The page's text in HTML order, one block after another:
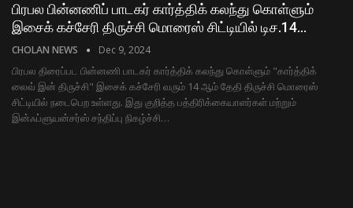
பிரபல பின்னணிப் பாடகர் கார்த்திக் கலந்து கொள்ளும்
இசைக் கச்சேரி திருச்சி மொரைஸ் சிட்டியில் டிச.14…
CHOLAN NEWS Dec 9, 2024
பிரபல திரைப்பட பின்னணி பாடகர் கார்த்திக் கலந்து கொள்ளும் "கார்த்திக்
லைவ் இன் திருச்சி" இசைக் கச்சேரி வரும் 14 ஆம் தேதி திருச்சி மொரைஸ்
சிட்டியில் நடைபெற உள்ளது. இது குறித்த பத்திரிக்கையாளர்கள் மற்றும்
இன்ஃப்ளுயன்சர்ஸ் சந்திப்பு நிகழ்ச்சி…